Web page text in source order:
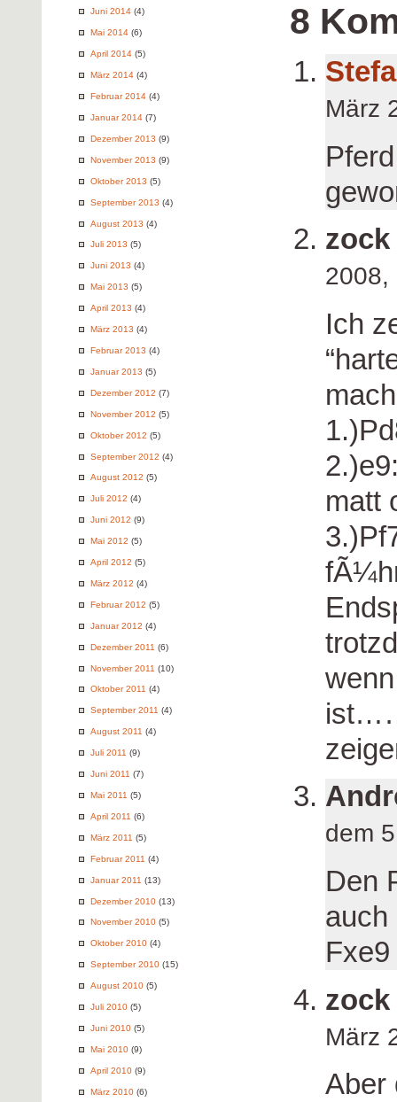
Juni 2014 (4)
Mai 2014 (6)
April 2014 (5)
März 2014 (4)
Februar 2014 (4)
Januar 2014 (7)
Dezember 2013 (9)
November 2013 (9)
Oktober 2013 (5)
September 2013 (4)
August 2013 (4)
Juli 2013 (5)
Juni 2013 (4)
Mai 2013 (5)
April 2013 (4)
März 2013 (4)
Februar 2013 (4)
Januar 2013 (5)
Dezember 2012 (7)
November 2012 (5)
Oktober 2012 (5)
September 2012 (4)
August 2012 (5)
Juli 2012 (4)
Juni 2012 (9)
Mai 2012 (5)
April 2012 (5)
März 2012 (4)
Februar 2012 (5)
Januar 2012 (4)
Dezember 2011 (6)
November 2011 (10)
Oktober 2011 (4)
September 2011 (4)
August 2011 (4)
Juli 2011 (9)
Juni 2011 (7)
Mai 2011 (5)
April 2011 (6)
März 2011 (5)
Februar 2011 (4)
Januar 2011 (13)
Dezember 2010 (13)
November 2010 (5)
Oktober 2010 (4)
September 2010 (15)
August 2010 (5)
Juli 2010 (5)
Juni 2010 (5)
Mai 2010 (9)
April 2010 (9)
März 2010 (6)
8
März
zock
Ich
matt
dem
Den
auch
zock
März
Aber